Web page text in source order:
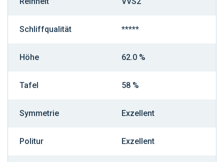
Schliffqualität *****
Höhe 62.0 %
Tafel 58 %
Symmetrie Exzellent
Politur Exzellent